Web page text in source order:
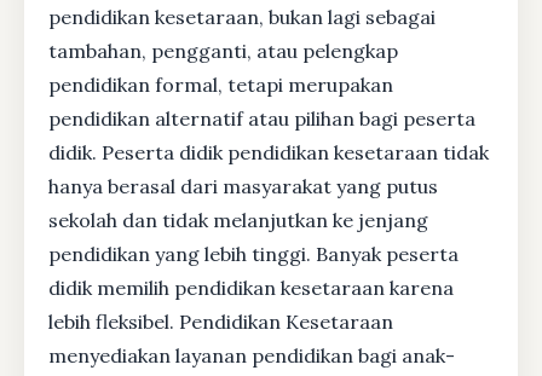
pendidikan kesetaraan, bukan lagi sebagai
tambahan, pengganti, atau pelengkap
pendidikan formal, tetapi merupakan
pendidikan alternatif atau pilihan bagi peserta
didik. Peserta didik pendidikan kesetaraan tidak
hanya berasal dari masyarakat yang putus
sekolah dan tidak melanjutkan ke jenjang
pendidikan yang lebih tinggi. Banyak peserta
didik memilih pendidikan kesetaraan karena
lebih fleksibel. Pendidikan Kesetaraan
menyediakan layanan pendidikan bagi anak-